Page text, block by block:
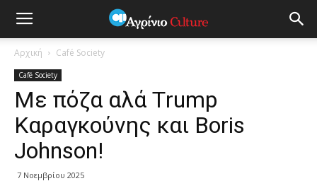
Αρχική Café Society
Café Society
Με πόζα αλά Τrump
Καραγκούνης και Βoris
Johnson!
7 Νοεμβρίου 2025